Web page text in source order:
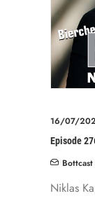
16/07/
Episode
Niklas